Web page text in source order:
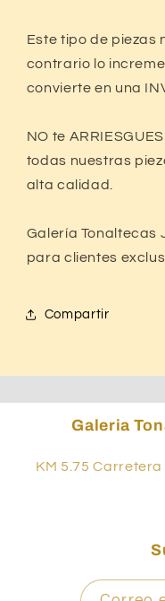
Este tipo de piezas
contrario lo
convierte en una
NO te
todas nuestras
alta calidad.
Galería Tonaltecas
para clientes
Compartir
Galeria
KM 5.75